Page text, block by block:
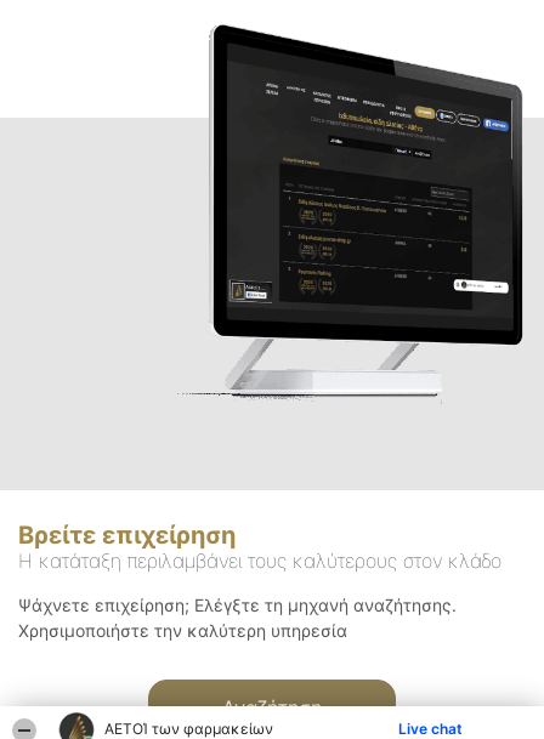
ΑΕΤΟΊ των φαρμακείων Live chat
Βρείτε επιχείρηση
Η κατάταξη περιλαμβάνει τους καλύτερους στον κλάδο
Ψάχνετε επιχείρηση; Ελέγξτε τη μηχανή αναζήτησης.
Χρησιμοποιήστε την καλύτερη υπηρεσία
Αναζήτηση